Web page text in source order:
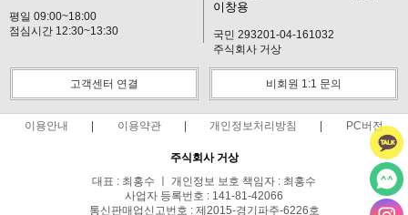
평일 09:00~18:00
점심시간 12:30~13:30
이창용
국민 293201-04-161032
주식회사 거상
고객센터 연결 비회원 1:1 문의
이용안내 이용약관 개인정보처리방침 PC버전
주식회사 거상
대표 : 최홍수 ㅣ 개인정보 보호 책임자 : 최홍수
사업자 등록번호 : 141-81-42066
통신판매업신고번호 : 제2015-경기파주-6226호